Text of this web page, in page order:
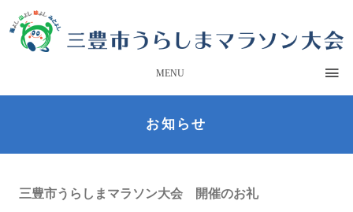
MENU
お知らせ
三豊市うらしまマラソン大会 開催のお礼